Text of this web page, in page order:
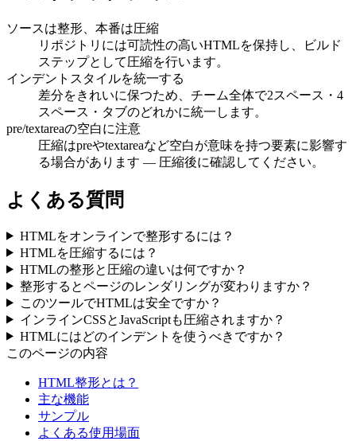
ソースは整形、本番は圧縮
リポジトリには可読性の高いHTMLを保持し、ビルド
ステップとして圧縮を行います。
インデントスタイルを統一する
差分をきれいに保つため、チーム全体で2スペース・4
スペース・タブのどれかに統一します。
pre/textareaの空白に注意
圧縮はpreやtextareaなど空白が意味を持つ要素に影響す
る場合があります — 圧縮後に確認してください。
よくある質問
HTMLをオンラインで整形するには？
HTMLを圧縮するには？
HTMLの整形と圧縮の違いは何ですか？
整形するとページのレンダリングが変わりますか？
このツールでHTMLは安全ですか？
インラインCSSとJavaScriptも圧縮されますか？
HTMLにはどのインデントを使うべきですか？
このページの内容
HTML整形とは？
主な機能
サンプル
よくある使用場面